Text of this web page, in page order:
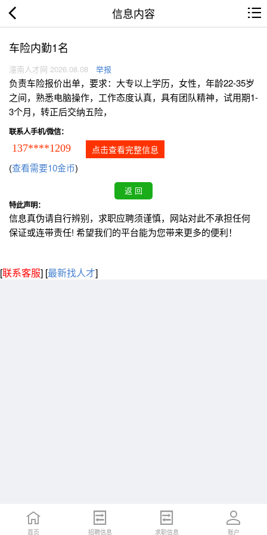
信息内容
车险内勤1名
潼南人才网 2026.08.08 举报
负责车险报价出单，要求：大专以上学历，女性，年龄22-35岁
之间，熟悉电脑操作，工作态度认真，具有团队精神，试用期1-
3个月，转正后交纳五险，
联系人手机/微信：
137****1209 点击查看完整信息
(查看需要10金币)
特此声明：
信息真伪请自行辨别，求职应聘须谨慎，网站对此不承担任何
保证或连带责任! 希望我们的平台能为您带来更多的便利！
[联系客服] [最新找人才]
首页 招聘信息 求职信息 账户